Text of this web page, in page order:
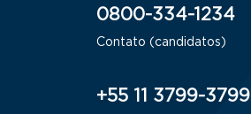
0800-334-1234
Contato (candidatos)
+55 11 3799-3799